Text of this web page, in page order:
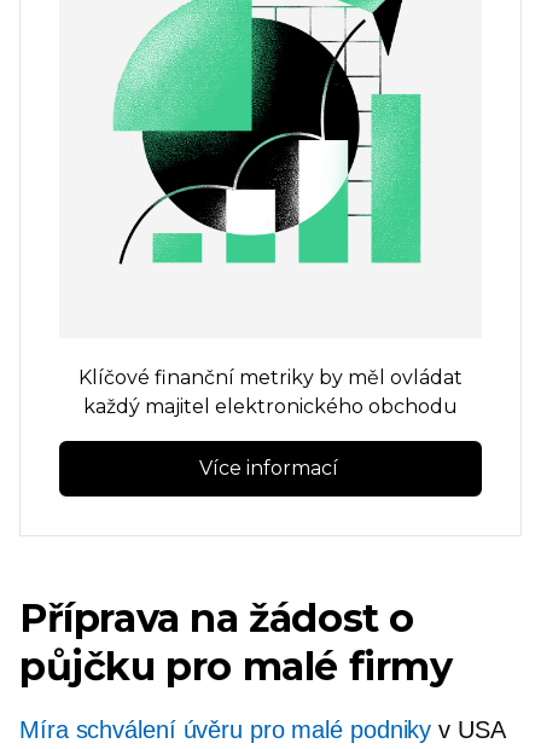
Klíčové finanční metriky by měl ovládat
každý majitel elektronického obchodu
Více informací
Příprava na žádost o
půjčku pro malé firmy
Míra schválení úvěru pro malé podniky v USA